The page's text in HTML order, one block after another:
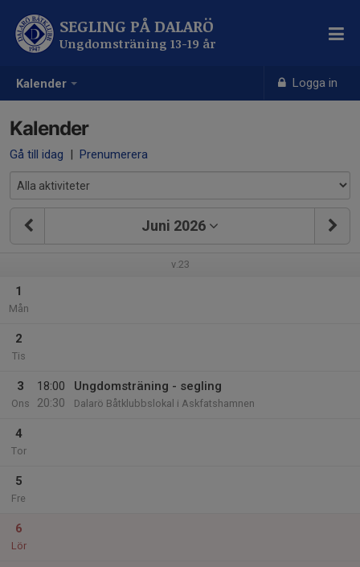
Kalender Logga in
SEGLING PÅ DALARÖ
Ungdomsträning 13-19 år
Kalender
Gå till idag | Prenumerera
Juni 2026
v.23
1
Mån
2
Tis
3
Ons
18:00
20:30
Ungdomsträning - segling
Dalarö Båtklubbslokal i Askfatshamnen
4
Tor
5
Fre
6
Lör